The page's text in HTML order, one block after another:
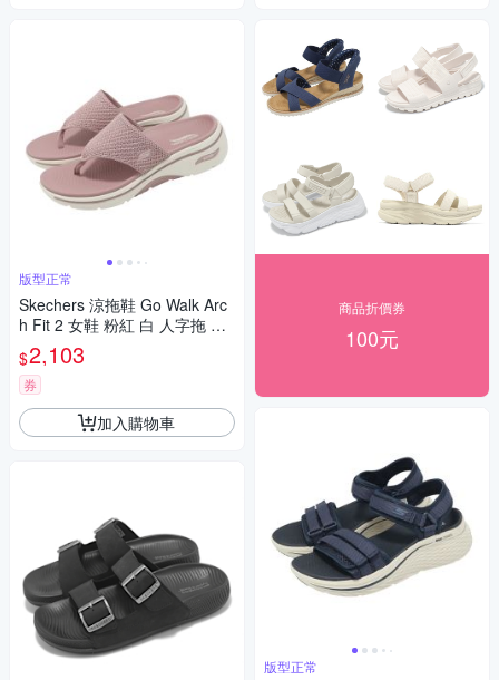
版型正常
Skechers 涼拖鞋 Go Walk Arc
h Fit 2 女鞋 粉紅 白 人字拖 夾
腳拖 140861MVE
$2,103
券
加入購物車
商品折價券
100元
版型正常